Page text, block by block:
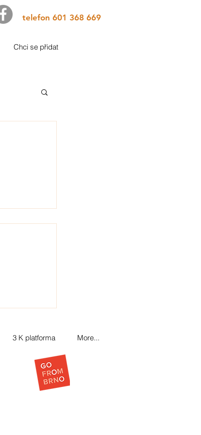
telefon 601 368 669
Chci se přidat
3 K platforma More...